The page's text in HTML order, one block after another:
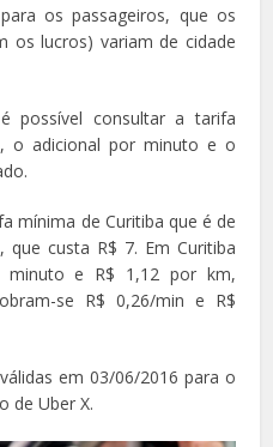
os passageiros, que os
os lucros) variam de cidade
possível consultar a tarifa
o adicional por minuto e o
mínima de Curitiba que é de
custa R$ 7. Em Curitiba
minuto e R$ 1,12 por km,
se R$ 0,26/min e R$
em 03/06/2016 para o
de Uber X.